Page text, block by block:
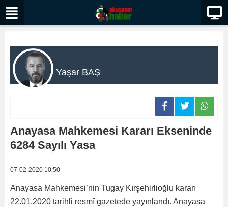
Yaşar BAŞ
Anayasa Mahkemesi Kararı Ekseninde
6284 Sayılı Yasa
07-02-2020 10:50
Anayasa Mahkemesi’nin Tugay Kırşehirlioğlu kararı
22.01.2020 tarihli resmî gazetede yayınlandı. Anayasa